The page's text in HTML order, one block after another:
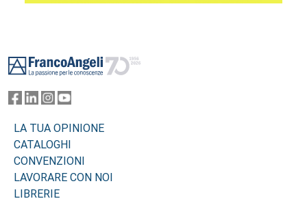
LA TUA OPINIONE
CATALOGHI
CONVENZIONI
LAVORARE CON NOI
LIBRERIE